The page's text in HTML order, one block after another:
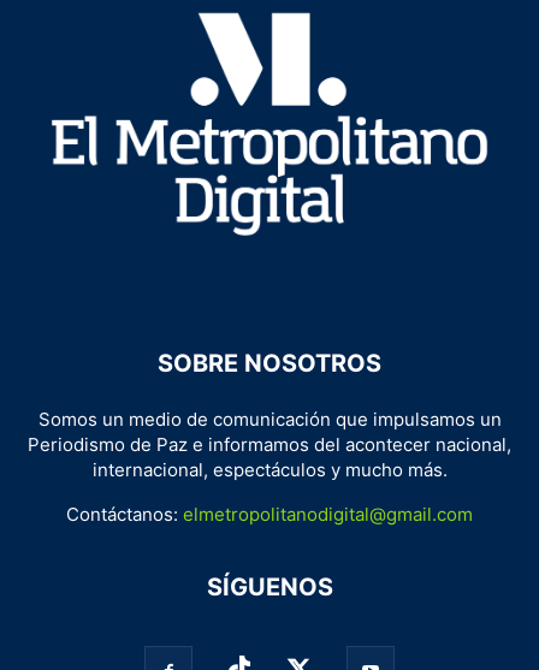
SOBRE NOSOTROS
Somos un medio de comunicación que impulsamos un
Periodismo de Paz e informamos del acontecer nacional,
internacional, espectáculos y mucho más.
Contáctanos: elmetropolitanodigital@gmail.com
SÍGUENOS